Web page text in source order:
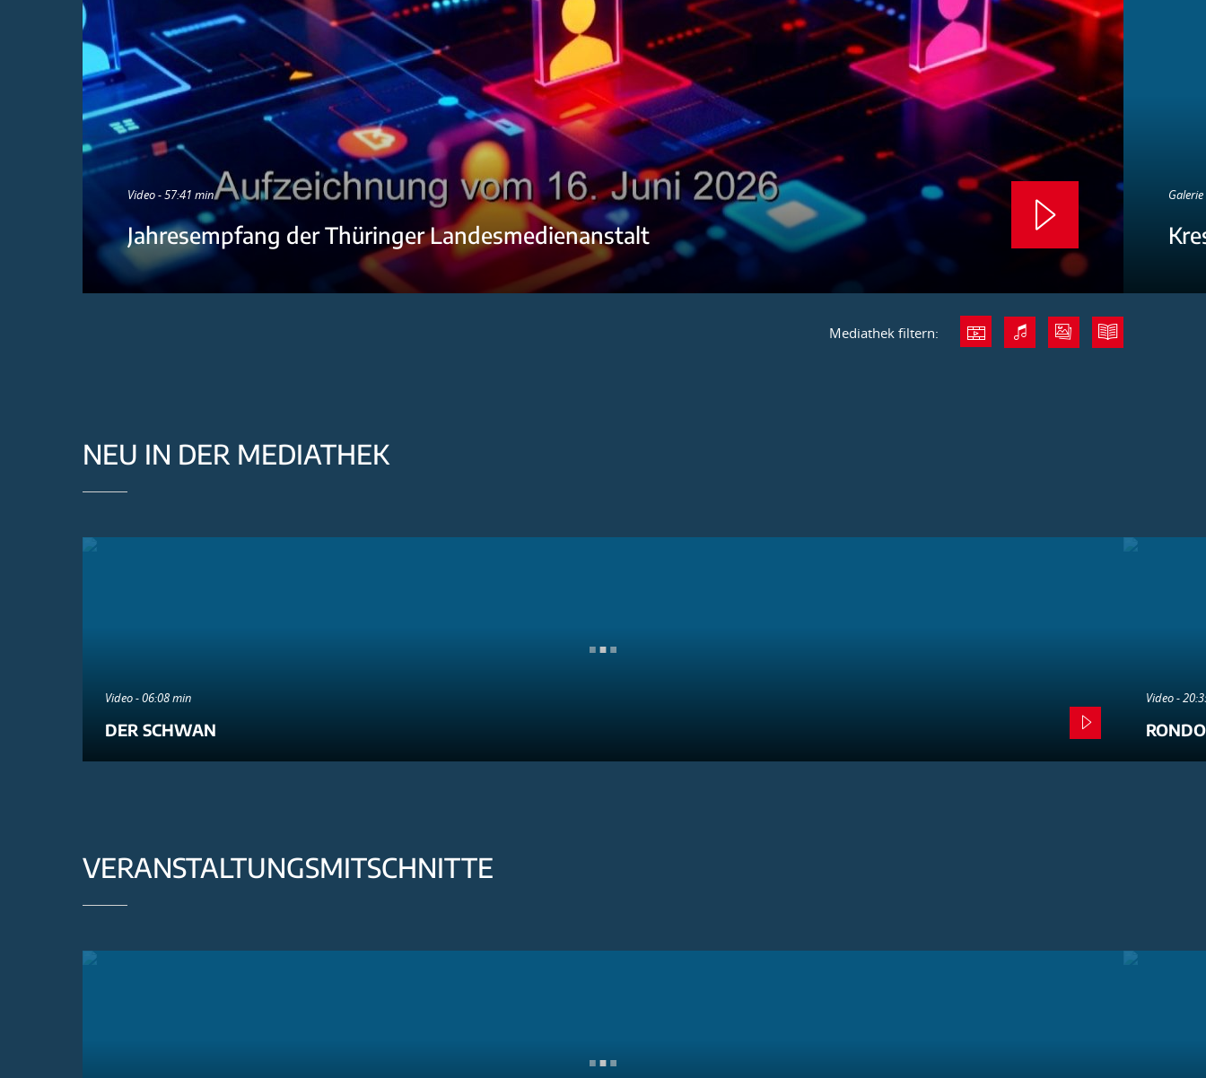
Video - 57:41 min
Jahresempfang der Thüringer Landesmedienanstalt
Mediathek filtern:
NEU IN DER MEDIATHEK
Video - 06:08 min
DER SCHWAN
Video -
VERANSTALTUNGSMITSCHNITTE